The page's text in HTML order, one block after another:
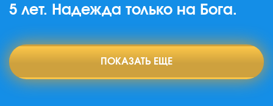
5 лет. Надежда только на Бога.
ПОКАЗАТЬ ЕЩЕ